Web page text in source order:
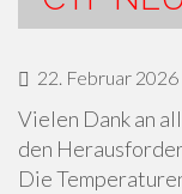
22. Februar 2026
Vielen Dank an
den
Die